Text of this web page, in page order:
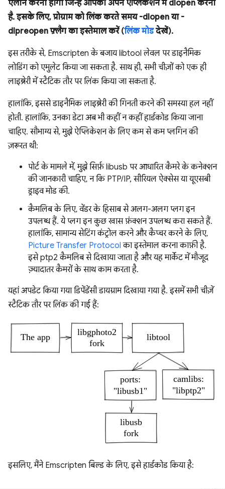
एलान करना होगा जिन्हें आपको अपने ऐप्लिकेशन में dlopen करना
है. इसके लिए, प्रोग्राम को लिंक करते समय -dlopen या -
dlpreopen फ़्लैग का इस्तेमाल करें (लिंक मोडदेखें).
इस तरीके से, Emscripten के बजाय libtool लेवल पर डाइनैमिक
लोडिंग को एमुलेट किया जा सकता है. साथ ही, सभी चीज़ों को एक ही
लाइब्रेरी में स्टैटिक तौर पर लिंक किया जा सकता है.
हालांकि, इससे डाइनैमिक लाइब्रेरी की गिनती करने की समस्या हल नहीं
होती. हालांकि, उनका डेटा अब भी कहीं न कहीं हार्डकोड किया जाना
चाहिए. सौभाग्य से, मुझे ऐप्लिकेशन के लिए कम से कम प्लगिन की
ज़रूरत थी:
पोर्ट के मामले में, मुझे सिर्फ़ libusb पर आधारित कैमरे के कनेक्शन
की जानकारी चाहिए, न कि PTP/IP, सीरियल ऐक्सेस या यूएसबी
ड्राइव मोड की.
कैमलिब के लिए, वेंडर के हिसाब से अलग-अलग प्लग इन
उपलब्ध हैं. ये प्लग इन कुछ खास फ़ंक्शन उपलब्ध करा सकते हैं.
हालांकि, सामान्य सेटिंग कंट्रोल करने और कैप्चर करने के लिए,
Picture Transfer Protocol का इस्तेमाल करना काफ़ी है.
इसे ptp2 कैमलिब से दिखाया जाता है और यह मार्केट में मौजूद
ज़्यादातर कैमरों के साथ काम करता है.
यहां अपडेट किया गया डिपेंडेंसी डायग्राम दिखाया गया है. इसमें सभी चीज़ें
स्टैटिक तौर पर लिंक की गई हैं:
इसलिए, मैंने Emscripten बिल्ड के लिए, इसे हार्डकोड किया है: